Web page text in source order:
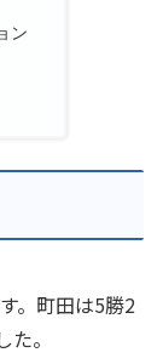
ン
。町田は5勝2
。